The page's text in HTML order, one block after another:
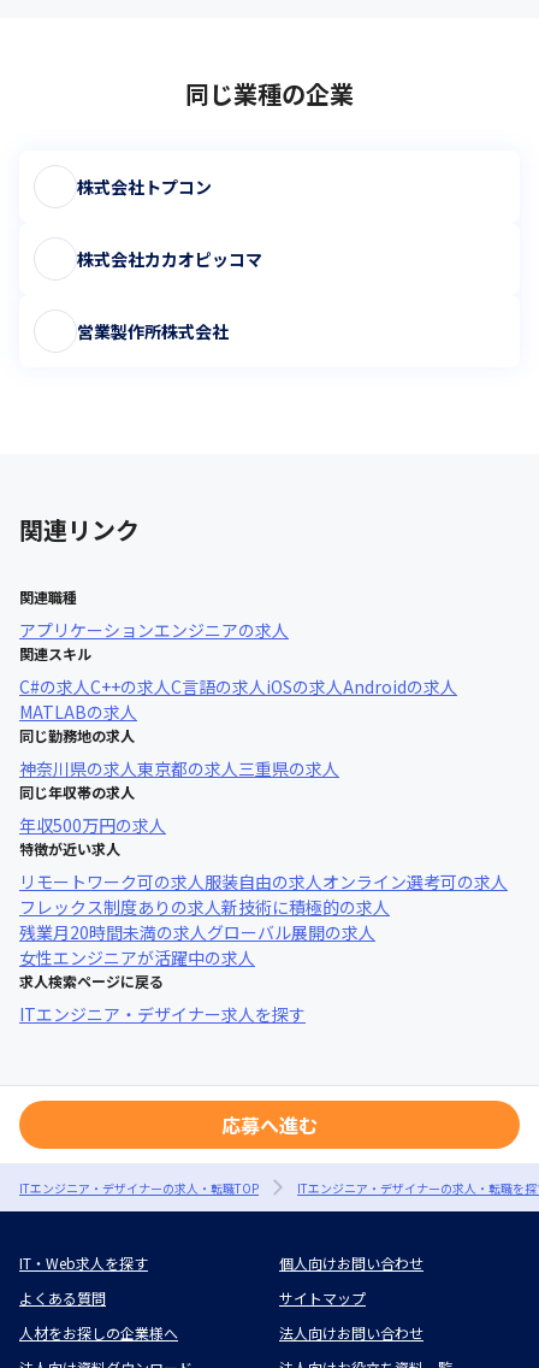
同じ業種の企業
株式会社トプコン
株式会社カカオピッコマ
営業製作所株式会社
関連リンク
関連職種
アプリケーションエンジニアの求人
関連スキル
C#の求人C++の求人C言語の求人iOSの求人Androidの求人
MATLABの求人
同じ勤務地の求人
神奈川県の求人東京都の求人三重県の求人
同じ年収帯の求人
年収500万円の求人
特徴が近い求人
リモートワーク可の求人服装自由の求人オンライン選考可の求人
フレックス制度あり の求人新技術に積極的の求人
残業月20時間未満の求人グローバル展開の求人
女性エンジニアが活躍中の求人
求人検索ページに戻る
ITエンジニア・デザイナー求人を探す
応募へ進む
ITエンジニア・デザイナーの求人・転職TOP ITエンジニア・デザイナーの求人・転職を
IT・Web求人を探す
個人向けお問い合わせ
よくある質問
サイトマップ
人材をお探しの企業様へ
法人向けお問い合わせ